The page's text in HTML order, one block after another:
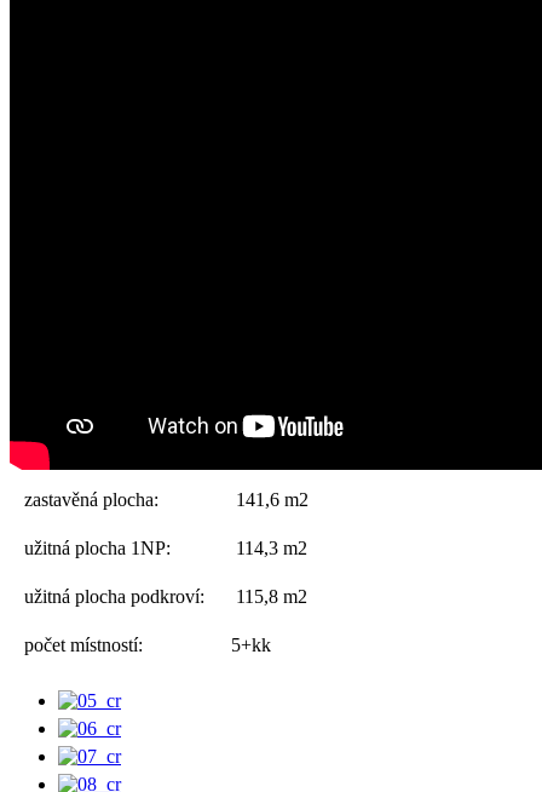
zastavěná plocha: 141,6 m2
užitná plocha 1NP: 114,3 m2
užitná plocha podkroví: 115,8 m2
počet místností: 5+kk